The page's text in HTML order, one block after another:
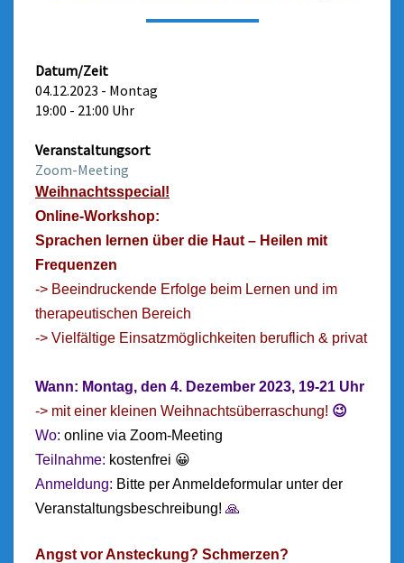
Datum/Zeit
04.12.2023 - Montag
19:00 - 21:00 Uhr
Veranstaltungsort
Zoom-Meeting
Weihnachtsspecial!
Online-Workshop:
Sprachen lernen über die Haut – Heilen mit
Frequenzen
-> Beeindruckende Erfolge beim Lernen und im
therapeutischen Bereich
-> Vielfältige Einsatzmöglichkeiten beruflich & privat
Wann: Montag, den 4. Dezember 2023, 19-21 Uhr
-> mit einer kleinen Weihnachtsüberraschung! 😉
Wo: online via Zoom-Meeting
Teilnahme: kostenfrei 😀
Anmeldung: Bitte per Anmeldeformular unter der
Veranstaltungsbeschreibung! 🙏
Angst vor Ansteckung? Schmerzen?